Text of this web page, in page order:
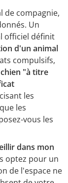
de compagnie,
Un
officiel définit
d'un animal
compulsifs,
"à titre
les
les
vous les
dans mon
optez pour un
de l'espace ne